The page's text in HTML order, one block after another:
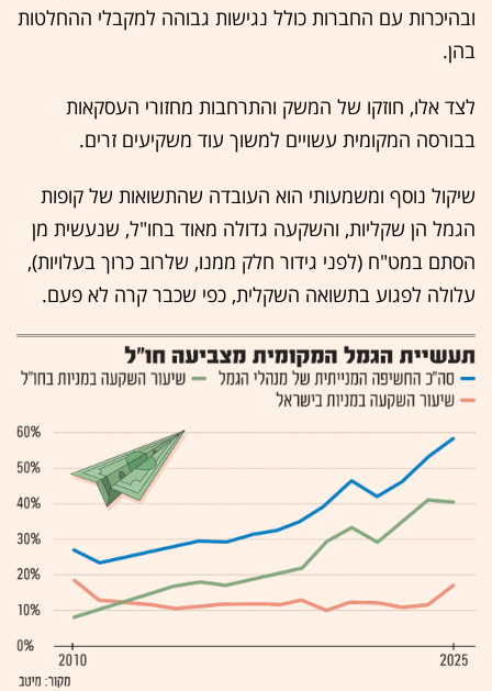
ובהיכרות עם החברות כולל נגישות גבוהה למקבלי ההחלטות
בהן.
לצד אלו, חוזקו של המשק והתרחבות מחזורי העסקאות
בבורסה המקומית עשויים למשוך עוד משקיעים זרים.
שיקול נוסף ומשמעותי הוא העובדה שהתשואות של קופות
הגמל הן שקליות, והשקעה גדולה מאוד בחו"ל, שנעשית מן
הסתם במט"ח (לפני גידור חלק ממנו, שלרוב כרוך בעלויות),
עלולה לפגוע בתשואה השקלית, כפי שכבר קרה לא פעם.